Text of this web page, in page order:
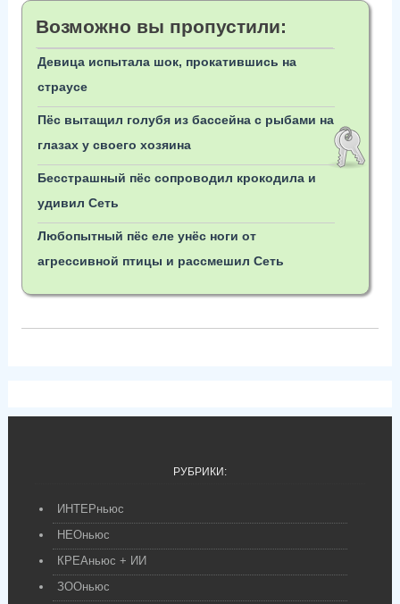
Возможно вы пропустили:
Девица испытала шок, прокатившись на
страусе
Пёс вытащил голубя из бассейна с рыбами на
глазах у своего хозяина
Бесстрашный пёс сопроводил крокодила и
удивил Сеть
Любопытный пёс еле унёс ноги от
агрессивной птицы и рассмешил Сеть
РУБРИКИ:
ИНТЕРньюс
НЕОньюс
КРЕАньюс + ИИ
ЗООньюс